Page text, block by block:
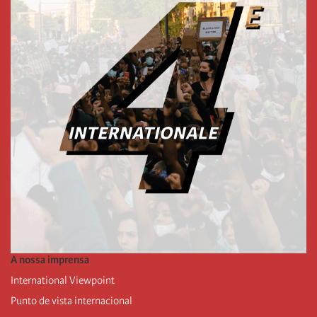
A nossa imprensa
International Viewpoint
Punto de vista internacional